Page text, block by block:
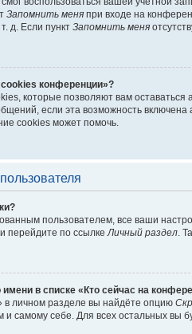
Запомнить меня при входе на
д. Если пункт Запомнить меня
конференции»?
которые позволяют вам
если эта возможность
cookies может помочь.
пользователем, все ваши
перейдите по ссылкеЛичный раздел.
в списке «Кто сейчас на
в личном разделе вы найдёте опцию
самому себе. Для всех остальных вы